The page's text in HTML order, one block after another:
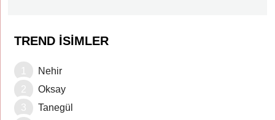
TREND İSIMLER
Nehir
Oksay
Tanegül